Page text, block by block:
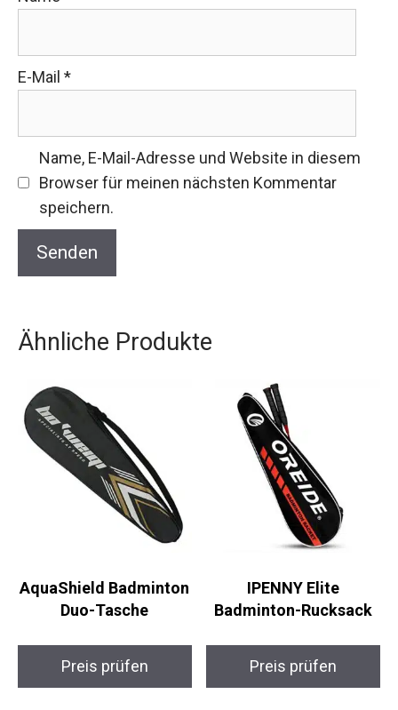
E-Mail *
Name, E-Mail-Adresse und Website in diesem
Browser für meinen nächsten Kommentar
speichern.
Ähnliche Produkte
AquaShield Badminton
Duo-Tasche
Preis prüfen
IPENNY Elite
Badminton-Rucksack
Preis prüfen